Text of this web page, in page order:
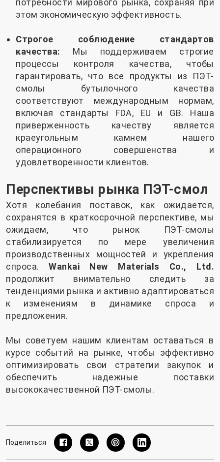
потребности мирового рынка, сохраняя при
этом экономическую эффективность.
Строгое соблюдение стандартов
качества: Мы поддерживаем строгие
процессы контроля качества, чтобы
гарантировать, что все продукты из ПЭТ-
смолы бутылочного качества
соответствуют международным нормам,
включая стандарты FDA, EU и GB. Наша
приверженность качеству является
краеугольным камнем нашего
операционного совершенства и
удовлетворенности клиентов.
Перспективы рынка ПЭТ-смол
Хотя колебания поставок, как ожидается,
сохранятся в краткосрочной перспективе, мы
ожидаем, что рынок ПЭТ-смолы
стабилизируется по мере увеличения
производственных мощностей и укрепления
спроса. Wankai New Materials Co., Ltd.
продолжит внимательно следить за
тенденциями рынка и активно адаптироваться
к изменениям в динамике спроса и
предложения.
Мы советуем нашим клиентам оставаться в
курсе событий на рынке, чтобы эффективно
оптимизировать свои стратегии закупок и
обеспечить надежные поставки
высококачественной ПЭТ-смолы.
Поделиться